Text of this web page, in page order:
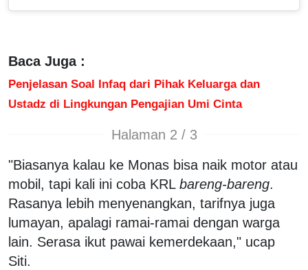
Baca Juga :
Penjelasan Soal Infaq dari Pihak Keluarga dan
Ustadz di Lingkungan Pengajian Umi Cinta
Halaman 2 / 3
"Biasanya kalau ke Monas bisa naik motor atau
mobil, tapi kali ini coba KRL bareng-bareng.
Rasanya lebih menyenangkan, tarifnya juga
lumayan, apalagi ramai-ramai dengan warga
lain. Serasa ikut pawai kemerdekaan," ucap
Siti.